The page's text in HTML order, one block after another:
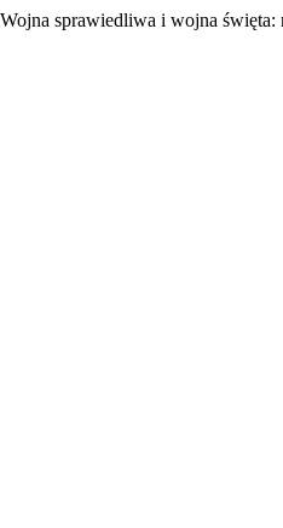
sprawiedliwa i wojna święta: